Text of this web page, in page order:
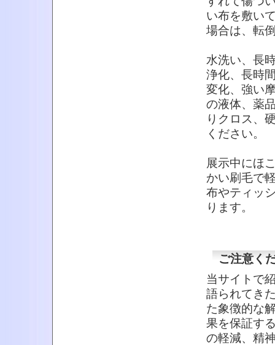
い布を敷い
場合は、転
水洗い、長
浄化、長時
変化、強い
の液体、薬
りクロス、
ください。
展示中にほ
かい刷毛で
布やティッ
ります。
ご注意く
当サイトで
語られてき
た象徴的な
果を保証す
の軽減、精